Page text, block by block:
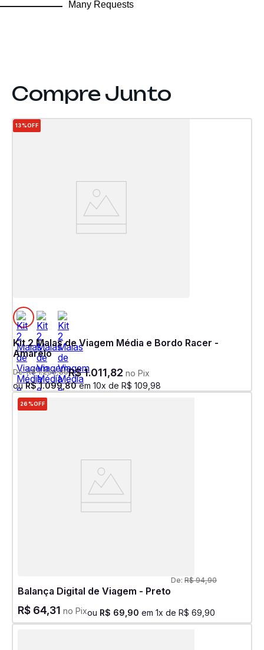
Many Requests
13%OFF
Kit 2 Malas de Viagem Média e Bordo Racer -
Amarelo
De:R$ 1.259,80R$1.011,82 no Pix
ouR$ 1.099,80em 10x de R$ 109 98
26%OFF
Balança Digital de Viagem - Preto
De: R$ 94,90
R$ 64,31 no Pixou R$ 69 90 em 1x de R$ 69 90